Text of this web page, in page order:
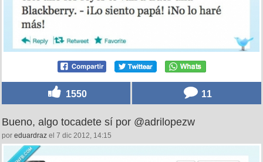
1550 11
Bueno, algo tocadete sí por @adrilopezw
por eduardraz el 7 dic 2012, 14:15